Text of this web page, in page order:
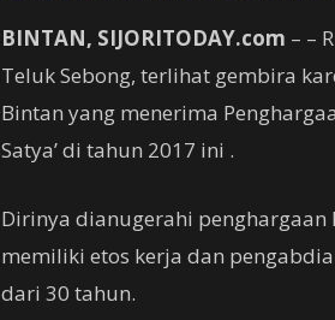
BINTAN, SIJORITODAY.com – –
Teluk Sebong, terlihat gembira
Bintan yang menerima
Satya’ di tahun 2017 ini .
Dirinya dianugerahi penghargaan
memiliki etos kerja dan
dari 30 tahun.